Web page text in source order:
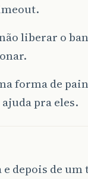
liberar o
forma de
pra eles.
depois de